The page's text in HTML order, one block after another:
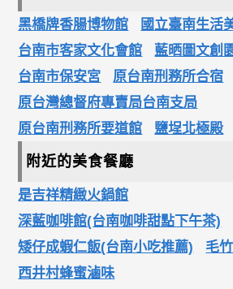
黑橋牌香腸博物館
國立臺南生活
台南市客家文化會館
藍晒圖文創
台南市保安宮
原台南刑務所合宿
原台灣總督府專賣局台南支局
原台南刑務所要道館
鹽埕北極殿
附近的美食餐廳
是吉祥精緻火鍋館
深藍咖啡館(台南咖啡甜點下午茶)
矮仔成蝦仁飯(台南小吃推薦)
毛
西井村蜂蜜滷味